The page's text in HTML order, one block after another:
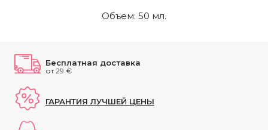
Объем: 50 мл.
Бесплатная доставка
от 29 €
ГАРАНТИЯ ЛУЧШЕЙ ЦЕНЫ